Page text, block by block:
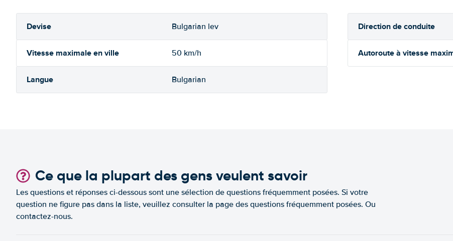
Devise Bulgarian lev Direction de conduite
Vitesse maximale en ville 50 km/h Autoroute à vitesse
Langue Bulgarian
Ce que la plupart des gens veulent savoir
Les questions et réponses ci-dessous sont une sélection de questions fréquemment posées. Si votre
question ne figure pas dans la liste, veuillez consulter la page des questions fréquemment posées. Ou
contactez-nous.